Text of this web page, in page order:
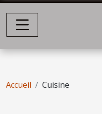
Accueil Cuisine